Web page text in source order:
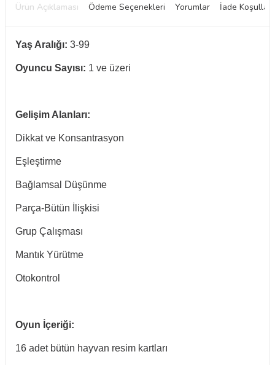
Ürün Açıklaması Ödeme Seçenekleri Yorumlar İade Koşulları
Yaş Aralığı: 3-99
Oyuncu Sayısı: 1 ve üzeri
Gelişim Alanları:
Dikkat ve Konsantrasyon
Eşleştirme
Bağlamsal Düşünme
Parça-Bütün İlişkisi
Grup Çalışması
Mantık Yürütme
Otokontrol
Oyun İçeriği:
16 adet bütün hayvan resim kartları